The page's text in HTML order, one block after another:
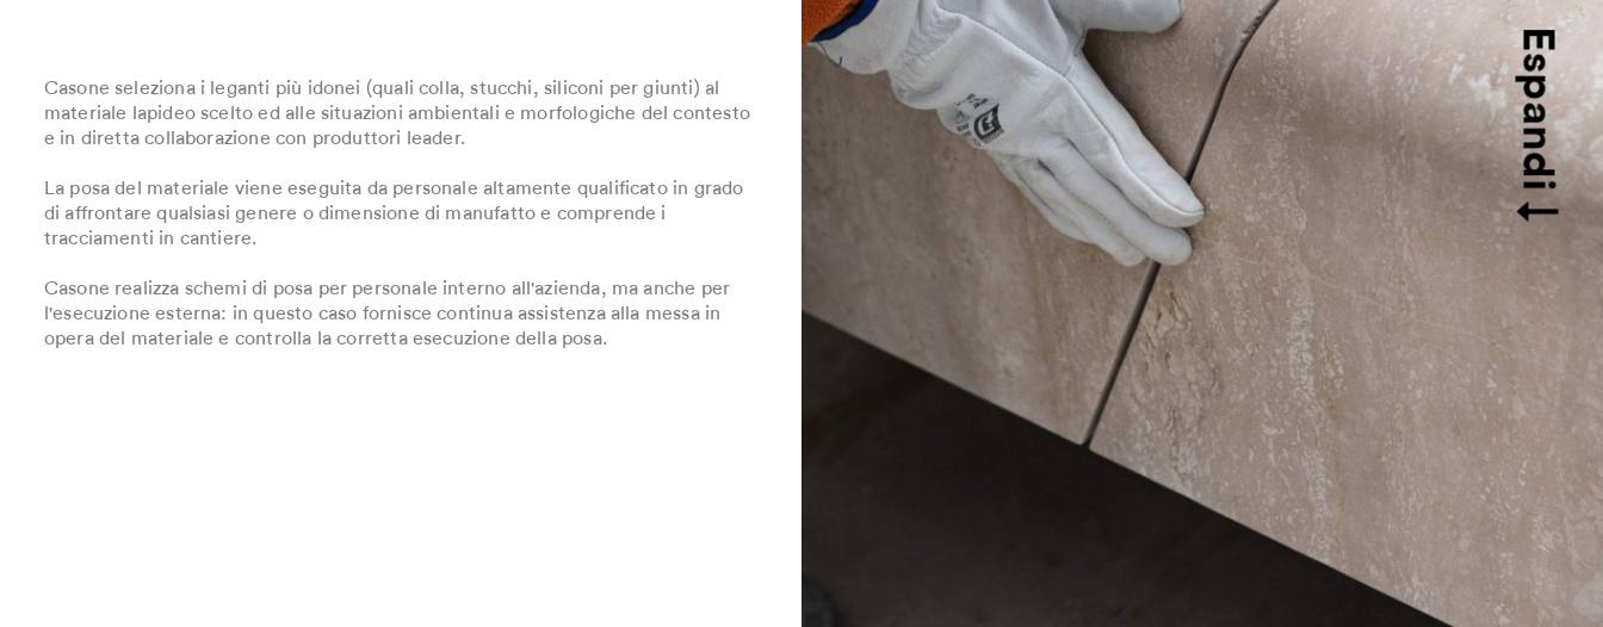
Espandi
Casone seleziona i leganti più idonei (quali colla, stucchi, siliconi per giunti) al
materiale lapideo scelto ed alle situazioni ambientali e morfologiche del contesto
e in diretta collaborazione con produttori leader.
La posa del materiale viene eseguita da personale altamente qualificato in grado
di affrontare qualsiasi genere o dimensione di manufatto e comprende i
tracciamenti in cantiere.
Casone realizza schemi di posa per personale interno all'azienda, ma anche per
l'esecuzione esterna: in questo caso fornisce continua assistenza alla messa in
opera del materiale e controlla la corretta esecuzione della posa.